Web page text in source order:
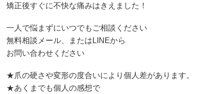
矯正後すぐに不快な痛みはきえました！
一人で悩まずにいつでもご相談ください
無料相談メール、またはLINEから
お問い合わせください
★爪の硬さや変形の度合いにより個人差があります。
★あくまでも個人の感想で